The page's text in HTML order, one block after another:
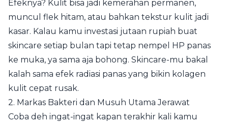
Efeknya? Kulit bisa jadi kemerahan permanen,
muncul flek hitam, atau bahkan tekstur kulit jadi
kasar. Kalau kamu investasi jutaan rupiah buat
skincare setiap bulan tapi tetap nempel HP panas
ke muka, ya sama aja bohong. Skincare-mu bakal
kalah sama efek radiasi panas yang bikin kolagen
kulit cepat rusak.
2. Markas Bakteri dan Musuh Utama Jerawat
Coba deh ingat-ingat kapan terakhir kali kamu